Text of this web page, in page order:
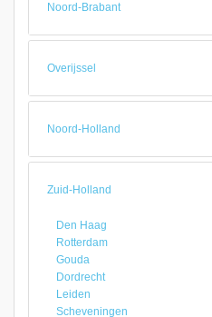
Noord-Brabant
Overijssel
Noord-Holland
Zuid-Holland
Den Haag
Rotterdam
Gouda
Dordrecht
Leiden
Scheveningen